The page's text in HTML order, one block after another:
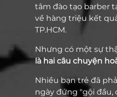
tâm đào tạo barber
về hàng triệu kết
TP.HCM.
Nhưng có một sự
là hai câu chuyện
Nhiều bạn trẻ đã
ngày đứng "gội